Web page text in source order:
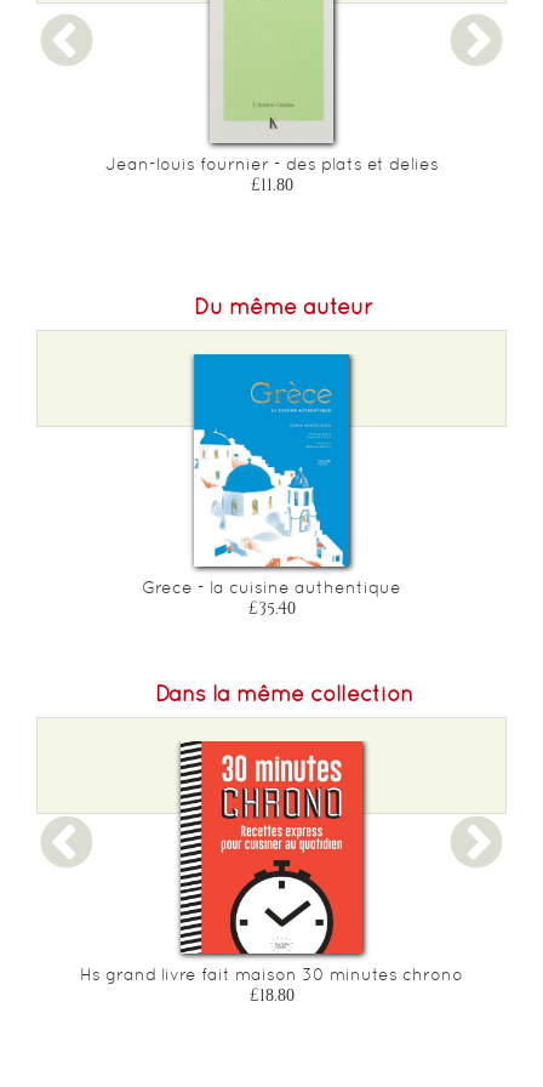
Jean-louis fournier - des plats et delies
£11.80
Du même auteur
Grece - la cuisine authentique
£35.40
Dans la même collection
Hs grand livre fait maison 30 minutes chrono
£18.80